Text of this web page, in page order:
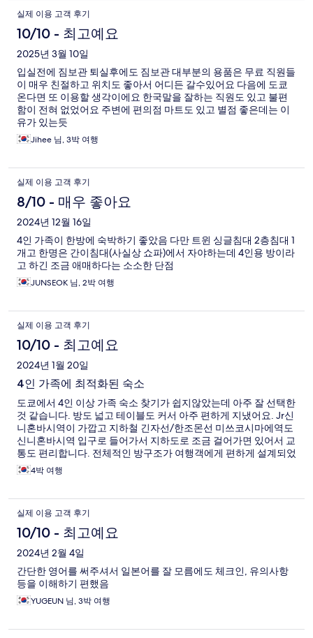
실제 이용 고객 후기
10/10 - 최고예요
2025년 3월 10일
입실전에 짐보관 퇴실후에도 짐보관 대부분의 용품은 무료 직원들
이 매우 친절하고 위치도 좋아서 어디든 갈수있어요 다음에 도쿄
온다면 또 이용할 생각이에요 한국말을 잘하는 직원도 있고 불편
함이 전혀 없었어요 주변에 편의점 마트도 있고 별점 좋은데는 이
유가 있는듯
Jihee 님, 3박 여행
실제 이용 고객 후기
8/10 - 매우 좋아요
2024년 12월 16일
4인 가족이 한방에 숙박하기 좋았음 다만 트윈 싱글침대 2층침대 1
개고 한명은 간이침대(사실상 쇼파)에서 자야하는데 4인용 방이라
고 하긴 조금 애매하다는 소소한 단점
JUNSEOK 님, 2박 여행
실제 이용 고객 후기
10/10 - 최고예요
2024년 1월 20일
4인 가족에 최적화된 숙소
도쿄에서 4인 이상 가족 숙소 찾기가 쉽지않았는데 아주 잘 선택한
것 같습니다. 방도 넓고 테이블도 커서 아주 편하게 지냈어요. Jr신
니혼바시역이 가깝고 지하철 긴자선/한조몬선 미쓰코시마에역도
신니혼바시역 입구로 들어가서 지하도로 조금 걸어가면 있어서 교
통도 편리합니다. 전체적인 방구조가 여행객에게 편하게 설계되었
다고 생각합니다. 다음에도 먼데이아파트 계열로 가야겠어요.
4박 여행
실제 이용 고객 후기
10/10 - 최고예요
2024년 2월 4일
간단한 영어를 써주셔서 일본어를 잘 모름에도 체크인, 유의사항
등을 이해하기 편했음
YUGEUN 님, 3박 여행